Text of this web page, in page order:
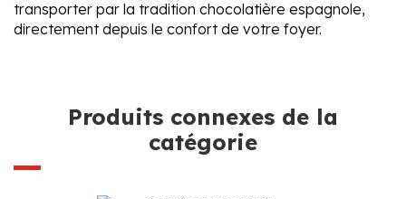
transporter par la tradition chocolatière espagnole,
directement depuis le confort de votre foyer.
Produits connexes de la
catégorie